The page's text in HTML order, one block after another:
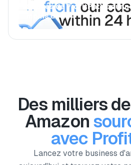
Succès de ProfitPath pour
moins de 24h
Des milliers
Amazon
avec
Lancez votre business